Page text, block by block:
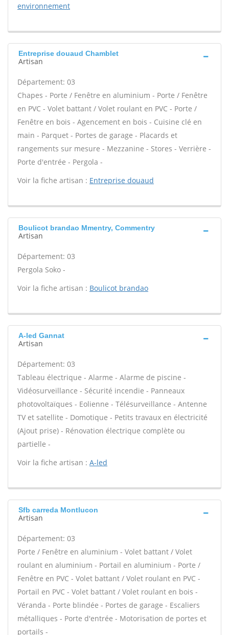
environnement
Entreprise douaud Chamblet
Artisan
Département: 03
Chapes - Porte / Fenêtre en aluminium - Porte / Fenêtre
en PVC - Volet battant / Volet roulant en PVC - Porte /
Fenêtre en bois - Agencement en bois - Cuisine clé en
main - Parquet - Portes de garage - Placards et
rangements sur mesure - Mezzanine - Stores - Verrière -
Porte d'entrée - Pergola -
Voir la fiche artisan : Entreprise douaud
Boulicot brandao Mmentry, Commentry
Artisan
Département: 03
Pergola Soko -
Voir la fiche artisan : Boulicot brandao
A-led Gannat
Artisan
Département: 03
Tableau électrique - Alarme - Alarme de piscine -
Vidéosurveillance - Sécurité incendie - Panneaux
photovoltaïques - Eolienne - Télésurveillance - Antenne
TV et satellite - Domotique - Petits travaux en électricité
(Ajout prise) - Rénovation électrique complète ou
partielle -
Voir la fiche artisan : A-led
Sfb carreda Montlucon
Artisan
Département: 03
Porte / Fenêtre en aluminium - Volet battant / Volet
roulant en aluminium - Portail en aluminium - Porte /
Fenêtre en PVC - Volet battant / Volet roulant en PVC -
Portail en PVC - Volet battant / Volet roulant en bois -
Véranda - Porte blindée - Portes de garage - Escaliers
métalliques - Porte d'entrée - Motorisation de portes et
portails -